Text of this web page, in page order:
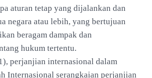
aturan tetap yang dijalankan dan
negara atau lebih, yang bertujuan
beragam dampak dan
hukum tertentu.
perjanjian internasional dalam
Internasional serangkaian perjanjian